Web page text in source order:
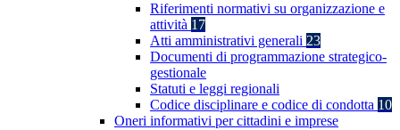
Riferimenti normativi su organizzazione e
attività 17
Atti amministrativi generali 23
Documenti di programmazione strategico-
gestionale
Statuti e leggi regionali
Codice disciplinare e codice di condotta 10
Oneri informativi per cittadini e imprese